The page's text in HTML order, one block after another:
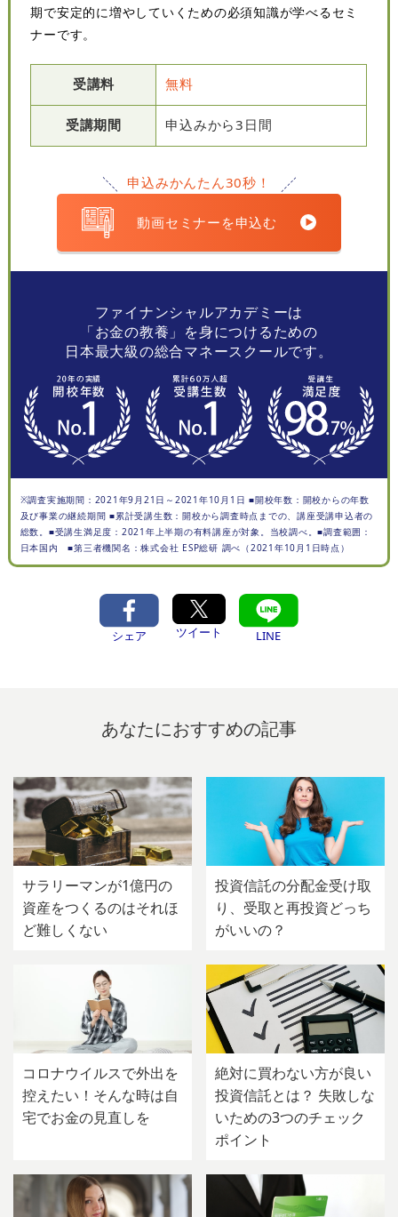
期で安定的に増やしていくための必須知識が学べるセミ
ナーです。
受講料 無料
受講期間 申込みから3日間
申込みかんたん30秒！
動画セミナーを申込む
ファイナンシャルアカデミーは
「お金の教養」を身につけるための
日本最大級の総合マネースクールです。
※調査実施期間：2021年9月21日～2021年10月1日 ■開校年数：開校からの年数
及び事業の継続期間 ■累計受講生数：開校から調査時点までの、講座受講申込者の
総数。■受講生満足度：2021年上半期の有料講座が対象。当校調べ。■調査範囲：
日本国内 ■第三者機関名：株式会社 ESP総研 調べ（2021年10月1日時点）
シェア ツイート LINE
あなたにおすすめの記事
サラリーマンが1億円の
資産をつくるのはそれほ
ど難しくない
投資信託の分配金受け取
り、受取と再投資どっち
がいいの？
コロナウイルスで外出を
控えたい！そんな時は自
宅でお金の見直しを
絶対に買わない方が良い
投資信託とは？ 失敗しな
いための3つのチェック
ポイント